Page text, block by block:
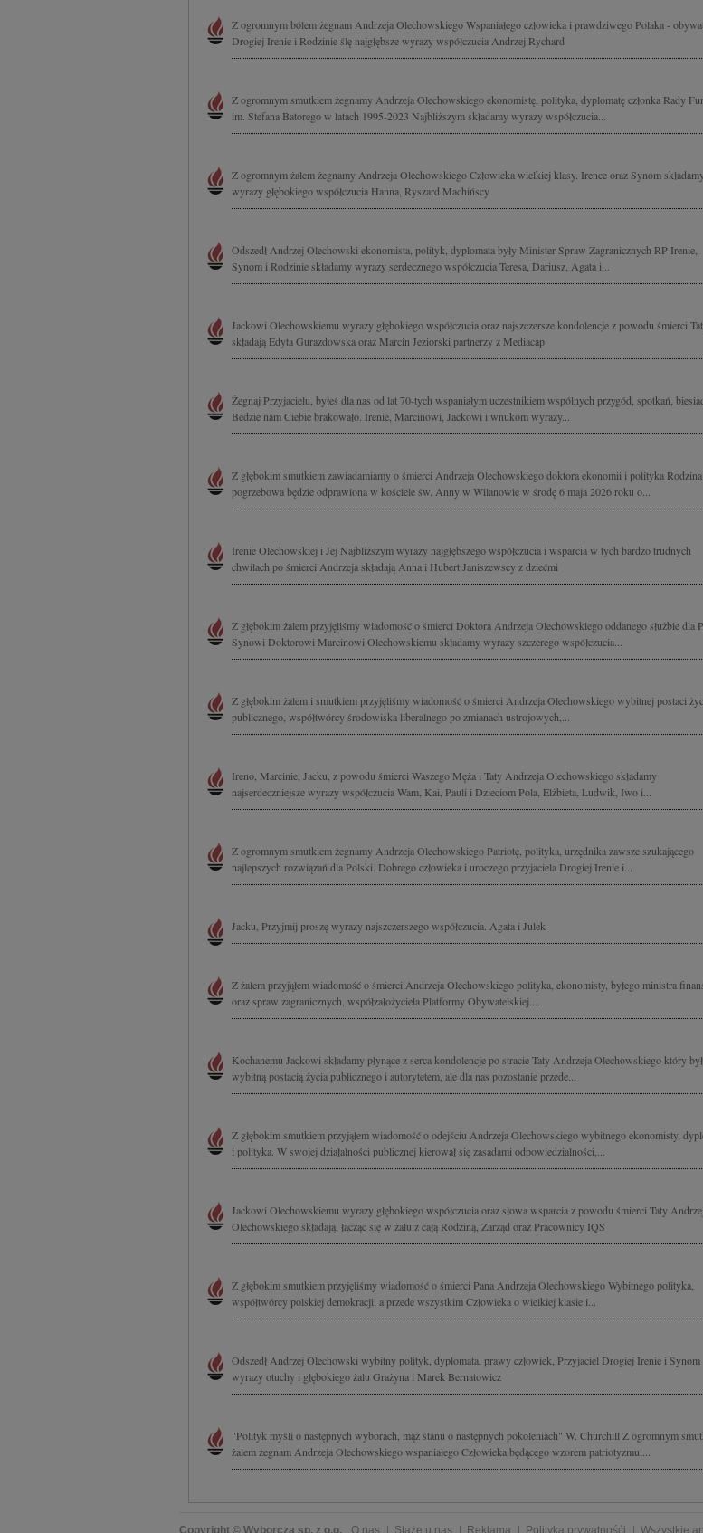
Z ogromnym bólem żegnam Andrzeja Olechowskiego Wspaniałego człowieka i prawdziwego Polaka -
Drogiej Irenie i Rodzinie ślę najgłębsze wyrazy współczucia Andrzej Rychard
Z ogromnym smutkiem żegnamy Andrzeja Olechowskiego ekonomistę, polityka, dyplomatę członka Rady
im. Stefana Batorego w latach 1995-2023 Najbliższym składamy wyrazy współczucia...
Z ogromnym żalem żegnamy Andrzeja Olechowskiego Człowieka wielkiej klasy. Irence oraz Synom
wyrazy głębokiego współczucia Hanna, Ryszard Machińscy
Odszedł Andrzej Olechowski ekonomista, polityk, dyplomata były Minister Spraw Zagranicznych RP Irenie,
Synom i Rodzinie składamy wyrazy serdecznego współczucia Teresa, Dariusz, Agata i...
Jackowi Olechowskiemu wyrazy głębokiego współczucia oraz najszczersze kondolencje z powodu śmierci
składają Edyta Gurazdowska oraz Marcin Jeziorski partnerzy z Mediacap
Żegnaj Przyjacielu, byłeś dla nas od lat 70-tych wspaniałym uczestnikiem wspólnych przygód, spotkań,
Bedzie nam Ciebie brakowało. Irenie, Marcinowi, Jackowi i wnukom wyrazy...
Z głębokim smutkiem zawiadamiamy o śmierci Andrzeja Olechowskiego doktora ekonomii i polityka
pogrzebowa będzie odprawiona w kościele św. Anny w Wilanowie w środę 6 maja 2026 roku o...
Irenie Olechowskiej i Jej Najbliższym wyrazy najgłębszego współczucia i wsparcia w tych bardzo trudnych
chwilach po śmierci Andrzeja składają Anna i Hubert Janiszewscy z dziećmi
Z głębokim żalem przyjęliśmy wiadomość o śmierci Doktora Andrzeja Olechowskiego oddanego służbie dla
Synowi Doktorowi Marcinowi Olechowskiemu składamy wyrazy szczerego współczucia...
Z głębokim żalem i smutkiem przyjęliśmy wiadomość o śmierci Andrzeja Olechowskiego wybitnej postaci
publicznego, współtwórcy środowiska liberalnego po zmianach ustrojowych,...
Ireno, Marcinie, Jacku, z powodu śmierci Waszego Męża i Taty Andrzeja Olechowskiego składamy
najserdeczniejsze wyrazy współczucia Wam, Kai, Pauli i Dzieciom Pola, Elżbieta, Ludwik, Iwo i...
Z ogromnym smutkiem żegnamy Andrzeja Olechowskiego Patriotę, polityka, urzędnika zawsze szukającego
najlepszych rozwiązań dla Polski. Dobrego człowieka i uroczego przyjaciela Drogiej Irenie i...
Jacku, Przyjmij proszę wyrazy najszczerszego współczucia. Agata i Julek
Z żalem przyjąłem wiadomość o śmierci Andrzeja Olechowskiego polityka, ekonomisty, byłego ministra
oraz spraw zagranicznych, współzałożyciela Platformy Obywatelskiej....
Kochanemu Jackowi składamy płynące z serca kondolencje po stracie Taty Andrzeja Olechowskiego który był
wybitną postacią życia publicznego i autorytetem, ale dla nas pozostanie przede...
Z głębokim smutkiem przyjąłem wiadomość o odejściu Andrzeja Olechowskiego wybitnego ekonomisty,
i polityka. W swojej działalności publicznej kierował się zasadami odpowiedzialności,...
Jackowi Olechowskiemu wyrazy głębokiego współczucia oraz słowa wsparcia z powodu śmierci Taty
Olechowskiego składają, łącząc się w żalu z całą Rodziną, Zarząd oraz Pracownicy IQS
Z głębokim smutkiem przyjęliśmy wiadomość o śmierci Pana Andrzeja Olechowskiego Wybitnego polityka,
współtwórcy polskiej demokracji, a przede wszystkim Człowieka o wielkiej klasie i...
Odszedł Andrzej Olechowski wybitny polityk, dyplomata, prawy człowiek, Przyjaciel Drogiej Irenie i Synom
wyrazy otuchy i głębokiego żalu Grażyna i Marek Bernatowicz
"Polityk myśli o następnych wyborach, mąż stanu o następnych pokoleniach" W. Churchill Z ogromnym
żalem żegnam Andrzeja Olechowskiego wspaniałego Człowieka będącego wzorem patriotyzmu,...
Copyright © Wyborcza sp. z o.o. O nas Staże u nas Reklama Polityka prywatnośći Wszystkie